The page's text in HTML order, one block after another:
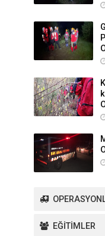
EĞİTİMLER